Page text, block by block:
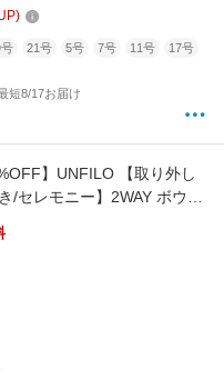
けない 向け 制服 2026
21号 5号 7号 11号 17号
短8/17お届け
】UNFILO 【取り外し
/セレモニー】2WAY ボウタ
ーロ トップス シャツ・ブ
イト ブルー【送料無料】